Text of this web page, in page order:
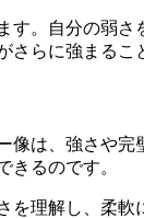
。自分の弱
らに強まるこ
は、強さや
きるのです。
理解し、柔